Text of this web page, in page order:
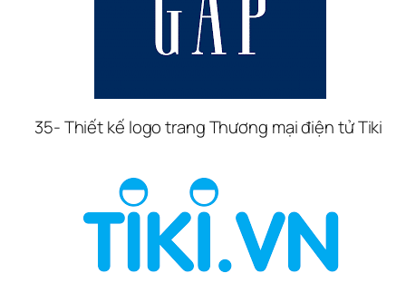
35- Thiết kế logo trang Thương mại điện tử Tiki